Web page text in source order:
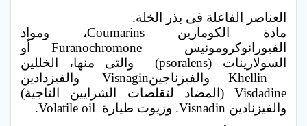
العناصر الفاعلة فى بذر الخلة.
مادة الكومارين Coumarins، ومواد
الفيورانوكرومونيس Furanochromone أو
السولارينات (psoralens) والتى منها، الخللين
Khellin والفيزناجينVisnagin والفيزدادين
Visdadine (المضاد لتقلصات الشرايين التاجية)
والفيزنادين Visnadin. وزيوت طيارة Volatile oil.